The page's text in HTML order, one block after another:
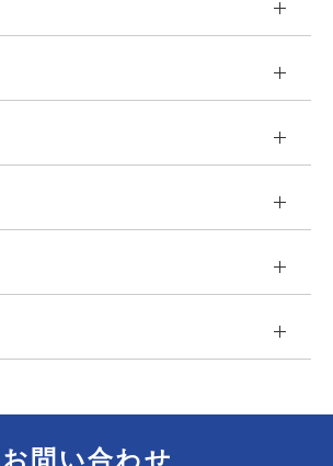
お問い合わせ